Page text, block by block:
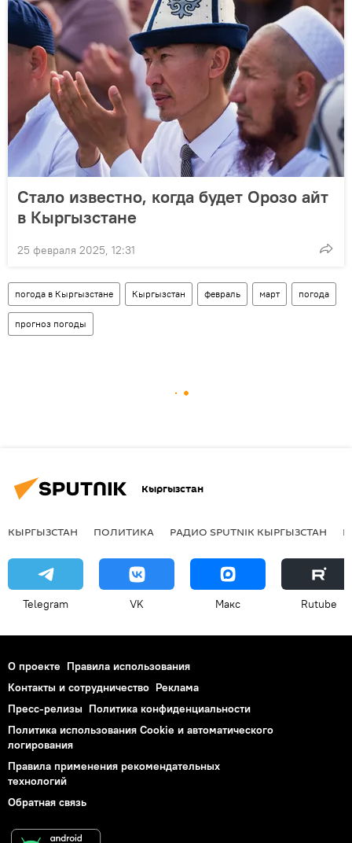
Стало известно, когда будет Орозо айт
в Кыргызстане
25 февраля 2025, 12:31
погода в Кыргызстане Кыргызстан февраль март погода
прогноз погоды
Кыргызстан
КЫРГЫЗСТАН ПОЛИТИКА РАДИО SPUTNIK КЫРГЫЗСТАН
Telegram VK Макс Rutube
О проекте Правила использования
Контакты и сотрудничество Реклама
Пресс-релизы Политика конфиденциальности
Политика использования Cookie и автоматического
логирования
Правила применения рекомендательных
технологий
Обратная связь